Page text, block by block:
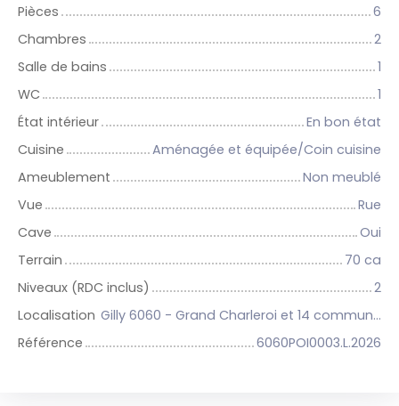
Pièces
6
Chambres
2
Salle de bains
1
WC
1
État intérieur
En bon état
Cuisine
Aménagée et équipée/Coin cuisine
Ameublement
Non meublé
Vue
Rue
Cave
Oui
Terrain
70 ca
Niveaux (RDC inclus)
2
Localisation
Gilly 6060 - Grand Charleroi et 14 communes
Référence
6060POI0003.L.2026